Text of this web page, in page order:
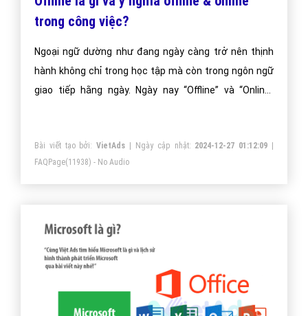
trong công việc?
Ngoại ngữ dường như đang ngày càng trở nên thịnh
hành không chỉ trong học tập mà còn trong ngôn ngữ
giao tiếp hằng ngày. Ngày nay “Offline” và “Online”
bài viết này để có câu trả lời nhé!
Bài viết tạo bởi:VietAds | Ngày cập nhật: 2024-12-27 01:12:09 |
FAQPage(11938) - No Audio